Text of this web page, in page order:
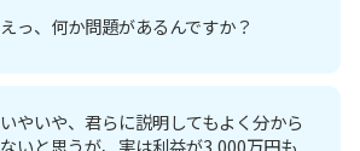
えっ、何か問題があるんですか？
いやいや、君らに説明してもよく分から
ないと思うが、実は利益が3,000万円も